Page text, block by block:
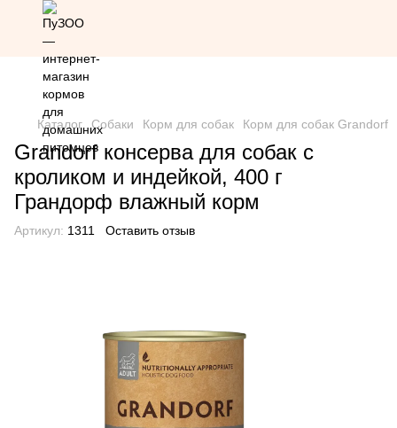
Скидка 20% на всю продукцию Грандорф по промокоду
Каталог Собаки Корм для собак Корм для собак Grandorf
Grandorf консерва для собак с
кроликом и индейкой, 400 г
Грандорф влажный корм
Артикул: 1311 Оставить отзыв